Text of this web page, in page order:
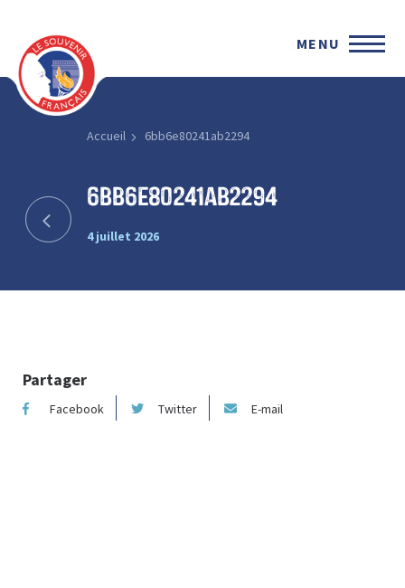
MENU
Accueil 6bb6e80241ab2294
6bb6e80241ab2294
4 juillet 2026
Partager
Facebook Twitter E-mail